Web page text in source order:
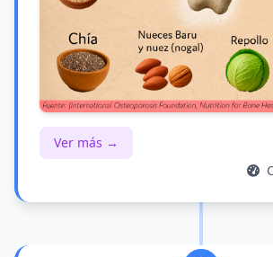
Ver más →